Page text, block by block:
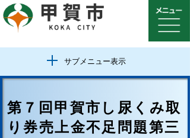
サブメニュー表示
第７回甲賀市し尿くみ取
り券売上金不足問題第三